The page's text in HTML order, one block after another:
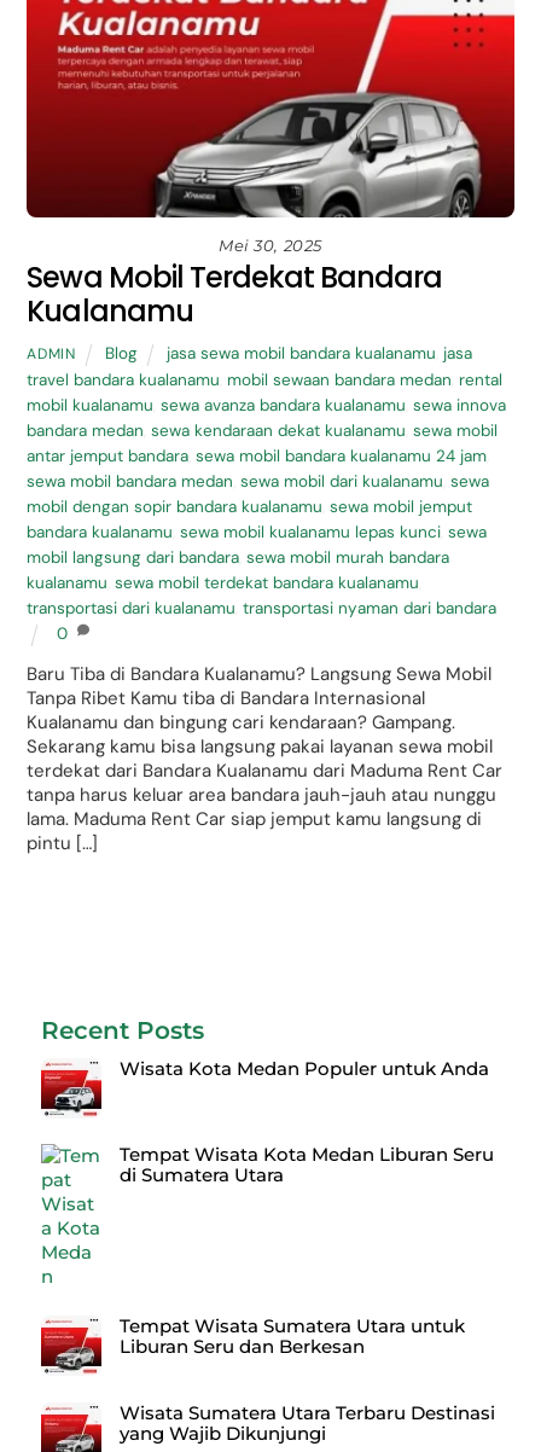
Mei 30, 2025
Sewa Mobil Terdekat Bandara
Kualanamu
ADMIN Blog jasa sewa mobil bandara kualanamu jasa
travel bandara kualanamu mobil sewaan bandara medan rental
mobil kualanamu ,sewa avanza bandara kualanamu ,sewa innova
bandara medan ,sewa kendaraan dekat kualanamu ,sewa mobil
antar jemput bandara ,sewa mobil bandara kualanamu 24 jam
sewa mobil bandara medan ,sewa mobil dari kualanamu ,sewa
mobil dengan sopir bandara kualanamu ,sewa mobil jemput
bandara kualanamu ,sewa mobil kualanamu lepas kunci ,sewa
mobil langsung dari bandara ,sewa mobil murah bandara
kualanamu ,sewa mobil terdekat bandara kualanamu
transportasi dari kualanamu ,transportasi nyaman dari bandara
0
Baru Tiba di Bandara Kualanamu? Langsung Sewa Mobil
Tanpa Ribet Kamu tiba di Bandara Internasional
Kualanamu dan bingung cari kendaraan? Gampang.
Sekarang kamu bisa langsung pakai layanan sewa mobil
terdekat dari Bandara Kualanamu dari Maduma Rent Car
tanpa harus keluar area bandara jauh-jauh atau nunggu
lama. Maduma Rent Car siap jemput kamu langsung di
pintu […]
Recent Posts
Wisata Kota Medan Populer untuk Anda
Tempat Wisata Kota Medan Liburan Seru
di Sumatera Utara
Tempat Wisata Sumatera Utara untuk
Liburan Seru dan Berkesan
Wisata Sumatera Utara Terbaru Destinasi
yang Wajib Dikunjungi